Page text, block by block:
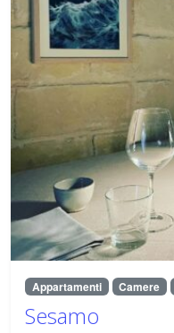
Appartamenti Camere
Sesamo